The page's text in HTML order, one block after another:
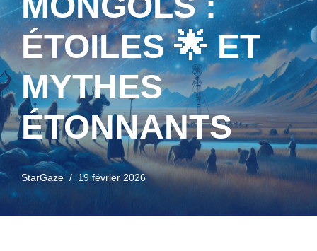
ÉTOILES 🌟 ET
MYTHES
ÉTONNANTS
StarGaze 19 février 2026